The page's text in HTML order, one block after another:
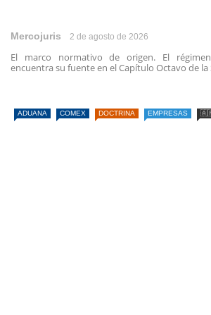
Mercojuris 2 de agosto de 2026
El marco normativo de origen. El
encuentra su fuente en el Capítulo Octavo de la
ADUANA COMEX DOCTRINA EMPRESAS 🇦🇷